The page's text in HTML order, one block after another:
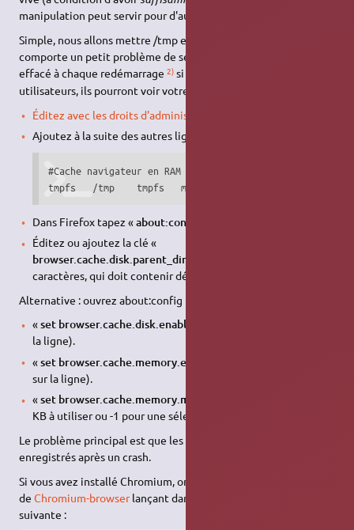
manipulation peut servir pour d'autres choses.
Simple, nous allons mettre /tmp en mémoire vive, mais
comporte un petit problème de sécurité, bien que le tmp soit
effacé à chaque redémarrage2) si vous avez plusieurs
utilisateurs, ils pourront voir votre cache de navigation :
Éditez avec les droits d'administration le fichier
Ajoutez à la suite des autres lignes les 2 lignes suivantes:
#Cache navigateur en RAM
Dans Firefox tapez «about:config
Éditez ou ajoutez la clé «
browser.cache.disk.parent_directory
caractères, qui doit contenir désormais «
Alternative : ouvrez about:config
«set browser.cache.disk.enable to "false"
la ligne).
«set browser.cache.memory.enable to "true"
sur la ligne).
«set browser.cache.memory.max_entry_size
KB à utiliser ou -1 pour une sélection automatique du cache
Le problème principal est que les onglets ne seront pas
enregistrés après un crash.
Si vous avez installé Chromium, on changé le chemin de cache
deChromium-browserlançant dans un
suivante :